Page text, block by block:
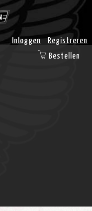
Inloggen
Registreren
Bestellen